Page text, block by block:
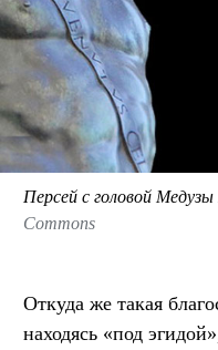
Персей с головой
Commons
Откуда же такая
находясь «под